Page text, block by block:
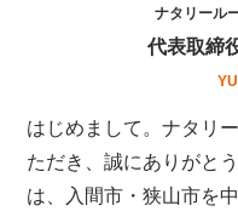
ナタリール
代表取締
はじめまして。ナタリ
ただき、誠にありがと
は、
入間市・狭山市を